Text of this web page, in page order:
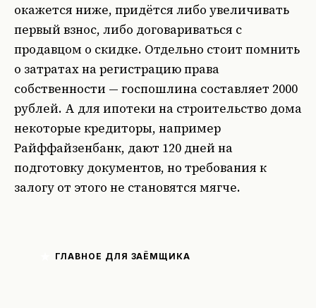
окажется ниже, придётся либо увеличивать
первый взнос, либо договариваться с
продавцом о скидке. Отдельно стоит помнить
о затратах на регистрацию права
собственности — госпошлина составляет 2000
рублей. А для ипотеки на строительство дома
некоторые кредиторы, например
Райффайзенбанк, дают 120 дней на
подготовку документов, но требования к
залогу от этого не становятся мягче.
ГЛАВНОЕ ДЛЯ ЗАЁМЩИКА